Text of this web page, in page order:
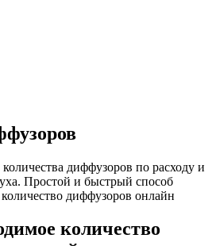
количества диффузоров по расходу и
Простой и быстрый способ
диффузоров онлайн
количество